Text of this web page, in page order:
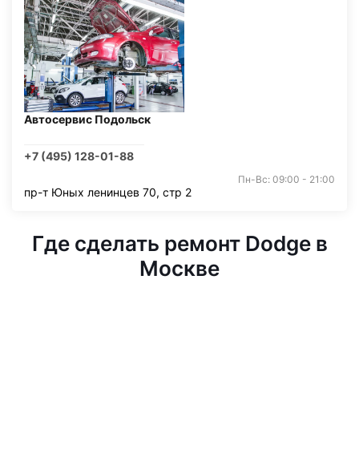
Автосервис Подольск
+7 (495) 128-01-88
Пн-Вс: 09:00 - 21:00
пр-т Юных ленинцев 70, стр 2
Где сделать ремонт Dodge в
Москве